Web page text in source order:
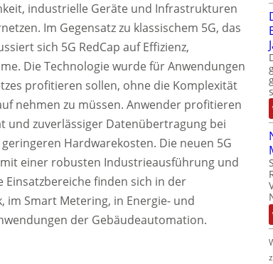
industrielle Geräte und Infrastrukturen
Im Gegensatz zu klassischem 5G, das
sich 5G RedCap auf Effizienz,
Die Technologie wurde für Anwendungen
profitieren sollen, ohne die Komplexität
nehmen zu müssen. Anwender profitieren
und zuverlässiger Datenübertragung bei
Hardwarekosten. Die neuen 5G
einer robusten Industrieausführung und
finden sich in der
Smart Metering, in Energie- und
der Gebäudeautomation.